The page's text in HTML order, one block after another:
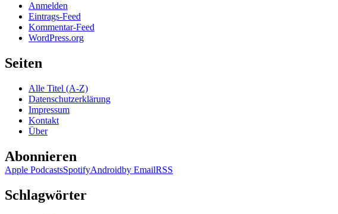
Anmelden
Eintrags-Feed
Kommentar-Feed
WordPress.org
Seiten
Alle Titel (A-Z)
Datenschutzerklärung
Impressum
Kontakt
Über
Abonnieren
Apple PodcastsSpotifyAndroidby EmailRSS
Schlagwörter